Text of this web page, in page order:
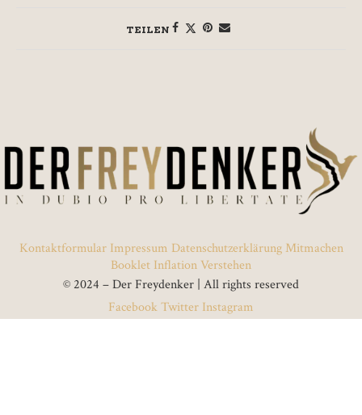
TEILEN
Kontaktformular Impressum Datenschutzerklärung Mitmachen
Booklet Inflation Verstehen
© 2024 – Der Freydenker | All rights reserved
FacebookTwitter Instagram